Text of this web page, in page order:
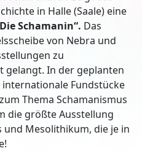
in Halle (Saale) eine
Schamanin“. Das
von Nebra und
zu
gelangt. In der geplanten
Fundstücke
Thema Schamanismus
die größte Ausstellung
und Mesolithikum, die je in